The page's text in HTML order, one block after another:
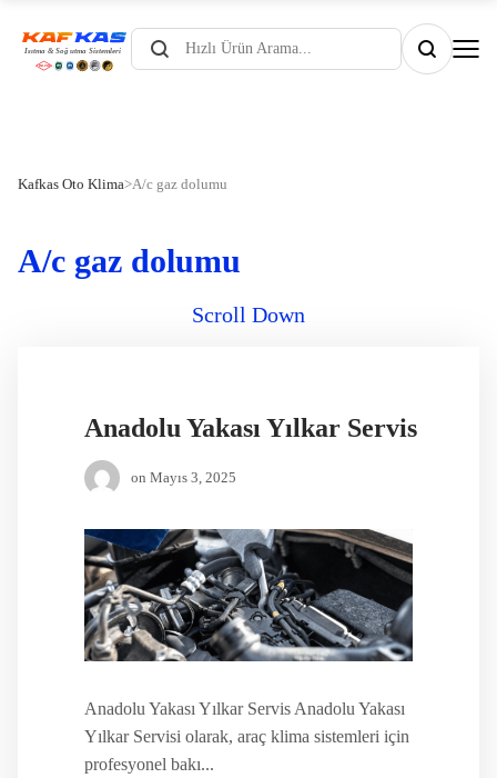
Products
search
Kafkas Oto Klima>A/c gaz dolumu
A/c gaz dolumu
Scroll Down
Anadolu Yakası Yılkar Servis
on Mayıs 3, 2025
Anadolu Yakası Yılkar Servis Anadolu Yakası
Yılkar Servisi olarak, araç klima sistemleri için
profesyonel bakı...